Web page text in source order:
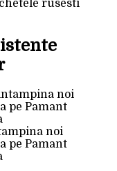
rusesti
noi
pe Pamant